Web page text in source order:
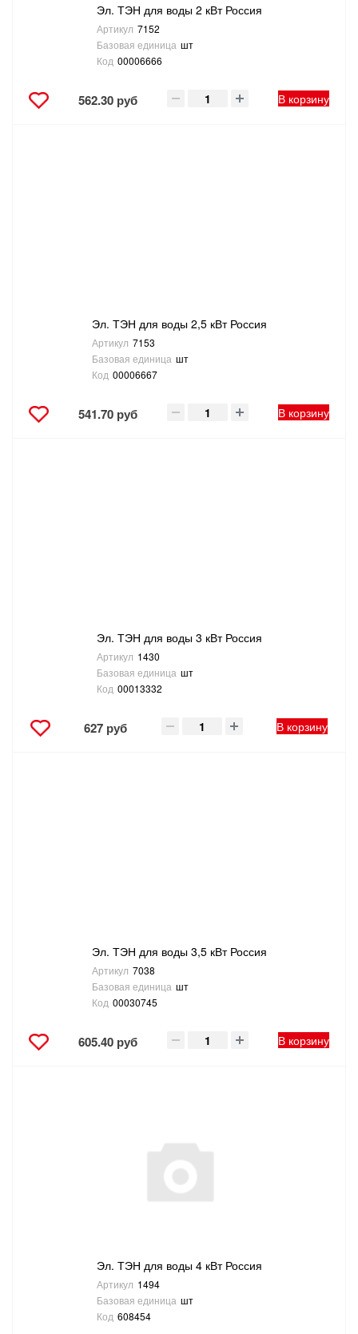
Эл. ТЭН для воды 2 кВт Россия
Артикул 7152
Базовая единица шт
Код 00006666
562.30 руб В корзину
Эл. ТЭН для воды 2,5 кВт Россия
Артикул 7153
Базовая единица шт
Код 00006667
541.70 руб В корзину
Эл. ТЭН для воды 3 кВт Россия
Артикул 1430
Базовая единица шт
Код 00013332
627 руб В корзину
Эл. ТЭН для воды 3,5 кВт Россия
Артикул 7038
Базовая единица шт
Код 00030745
605.40 руб В корзину
Эл. ТЭН для воды 4 кВт Россия
Артикул 1494
Базовая единица шт
Код 608454